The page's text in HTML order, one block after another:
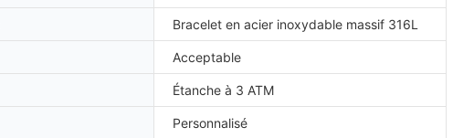
Bracelet en acier inoxydable massif 316L
Acceptable
Étanche à 3 ATM
Personnalisé